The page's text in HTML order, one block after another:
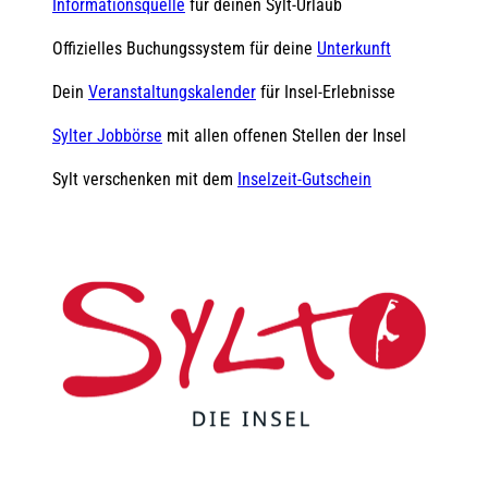
Informationsquelle für deinen Sylt-Urlaub
Offizielles Buchungssystem für deine Unterkunft
Dein Veranstaltungskalender für Insel-Erlebnisse
Sylter Jobbörse mit allen offenen Stellen der Insel
Sylt verschenken mit dem Inselzeit-Gutschein